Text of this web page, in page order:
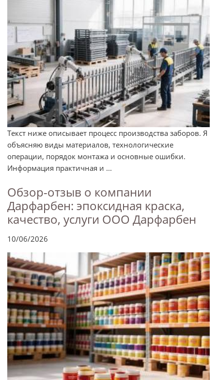
Текст ниже описывает процесс производства заборов. Я
объясняю виды материалов, технологические
операции, порядок монтажа и основные ошибки.
Информация практичная и ...
Обзор-отзыв о компании
Дарфарбен: эпоксидная краска,
качество, услуги ООО Дарфарбен
10/06/2026